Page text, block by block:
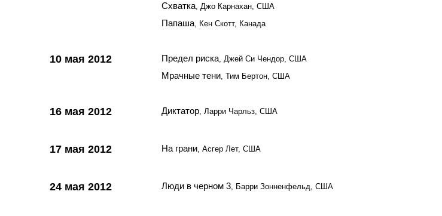
Схватка, Джо Карнахан, США
Папаша, Кен Скотт, Канада
10 мая 2012 Предел риска, Джей Си Чендор, США
Мрачные тени, Тим Бертон, США
16 мая 2012 Диктатор, Ларри Чарльз, США
17 мая 2012 На грани, Асгер Лет, США
24 мая 2012 Люди в черном 3, Барри Зонненфельд, США